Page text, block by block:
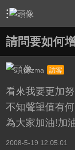
› 站務中心 › 論壇
請問要如何
chzma 訪客
看來我要更加
不知聲望值有
為大家加油!加
2008-5-19 12:05:01